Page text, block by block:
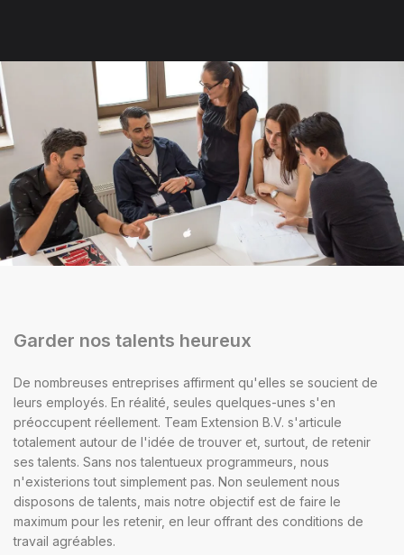
Garder nos talents heureux
De nombreuses entreprises affirment qu'elles se soucient de
leurs employés. En réalité, seules quelques-unes s'en
préoccupent réellement. Team Extension B.V. s'articule
totalement autour de l'idée de trouver et, surtout, de retenir
ses talents. Sans nos talentueux programmeurs, nous
n'existerions tout simplement pas. Non seulement nous
disposons de talents, mais notre objectif est de faire le
maximum pour les retenir, en leur offrant des conditions de
travail agréables.